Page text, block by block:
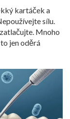
kartáček a
sílu.
Mnoho
jen oděrá